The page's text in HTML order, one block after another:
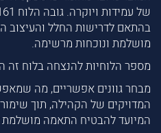
בהתאם לדרישות החלל והעיצוב
מושלמת ונוכחות מרשימה.
מספר הלוחיות להנצחה בלוח זה היא
מבחר גוונים אפשריים, מה
המדויקים של הקהילה, תוך
המיועד להבטיח התאמה מושלמת